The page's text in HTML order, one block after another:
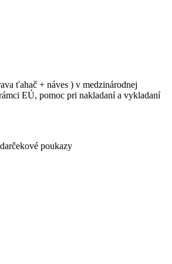
ťahač + náves ) v medzinárodnej
EÚ, pomoc pri nakladaní a vykladaní
poukazy